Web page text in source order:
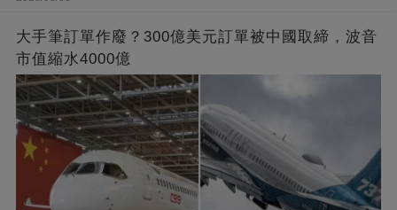
大手筆訂單作廢？300億美元訂單被中國取締，波音
市值縮水4000億